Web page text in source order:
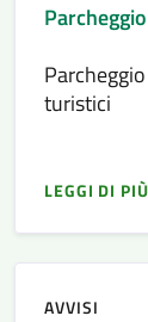
turistici
LEGGI DI PIÙ
AVVISI